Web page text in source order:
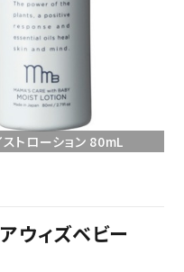
トローション 80mL
ウィズベビー